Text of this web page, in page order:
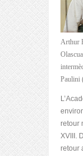
Arthur
Paulini
retour
XVIII.
retour